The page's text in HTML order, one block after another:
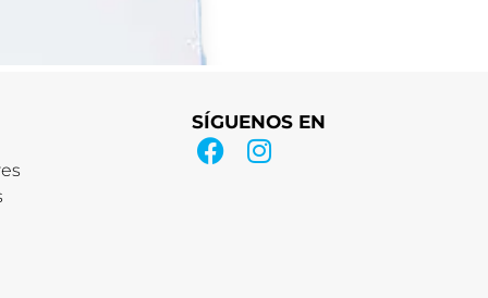
SÍGUENOS EN